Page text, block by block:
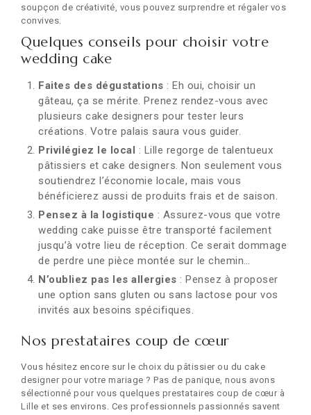
soupçon de créativité, vous pouvez surprendre et régaler vos
convives.
Quelques conseils pour choisir votre
wedding cake
Faites des dégustations : Eh oui, choisir un
gâteau, ça se mérite. Prenez rendez-vous avec
plusieurs cake designers pour tester leurs
créations. Votre palais saura vous guider.
Privilégiez le local : Lille regorge de talentueux
pâtissiers et cake designers. Non seulement vous
soutiendrez l’économie locale, mais vous
bénéficierez aussi de produits frais et de saison.
Pensez à la logistique : Assurez-vous que votre
wedding cake puisse être transporté facilement
jusqu’à votre lieu de réception. Ce serait dommage
de perdre une pièce montée sur le chemin…
N’oubliez pas les allergies : Pensez à proposer
une option sans gluten ou sans lactose pour vos
invités aux besoins spécifiques.
Nos prestataires coup de cœur
Vous hésitez encore sur le choix du pâtissier ou du cake
designer pour votre mariage ? Pas de panique, nous avons
sélectionné pour vous quelques prestataires coup de cœur à
Lille et ses environs. Ces professionnels passionnés savent